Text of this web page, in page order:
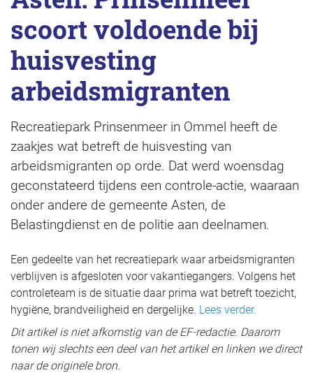
scoort voldoende bij
huisvesting
arbeidsmigranten
Recreatiepark Prinsenmeer in Ommel heeft de
zaakjes wat betreft de huisvesting van
arbeidsmigranten op orde. Dat werd woensdag
geconstateerd tijdens een controle-actie, waaraan
onder andere de gemeente Asten, de
Belastingdienst en de politie aan deelnamen.
Een gedeelte van het recreatiepark waar arbeidsmigranten
verblijven is afgesloten voor vakantiegangers. Volgens het
controleteam is de situatie daar prima wat betreft toezicht,
hygiëne, brandveiligheid en dergelijke. Lees verder.
Dit artikel is niet afkomstig van de EF-redactie. Daarom
tonen wij slechts een deel van het artikel en linken we direct
naar de originele bron.